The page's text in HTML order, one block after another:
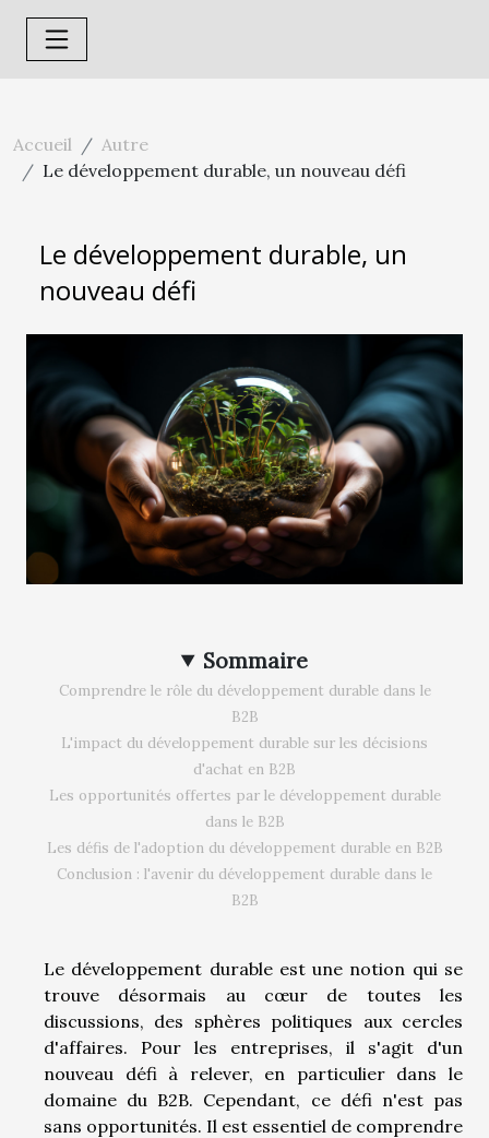
Accueil
Autre
Le développement durable, un nouveau défi
Le développement durable, un
nouveau défi
Sommaire
Comprendre le rôle du développement durable dans le
B2B
L'impact du développement durable sur les décisions
d'achat en B2B
Les opportunités offertes par le développement durable
dans le B2B
Les défis de l'adoption du développement durable en B2B
Conclusion : l'avenir du développement durable dans le
B2B
Le développement durable est une notion qui se
trouve désormais au cœur de toutes les
discussions, des sphères politiques aux cercles
d'affaires. Pour les entreprises, il s'agit d'un
nouveau défi à relever, en particulier dans le
domaine du B2B. Cependant, ce défi n'est pas
sans opportunités. Il est essentiel de comprendre